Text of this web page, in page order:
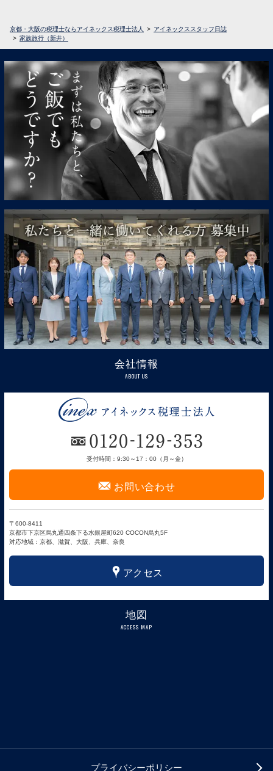
京都・大阪の税理士ならアイネックス税理士法人
アイネックススタッフ日誌
家族旅行（新井）
会社情報
ABOUT US
受付時間：9:30～17：00（月～金）
F お問い合わせ
〒600-8411
京都市下京区烏丸通四条下る水銀屋町620 COCON烏丸5F
対応地域：京都、滋賀、大阪、兵庫、奈良
x アクセス
地図
ACCESS MAP
プライバシーポリシー